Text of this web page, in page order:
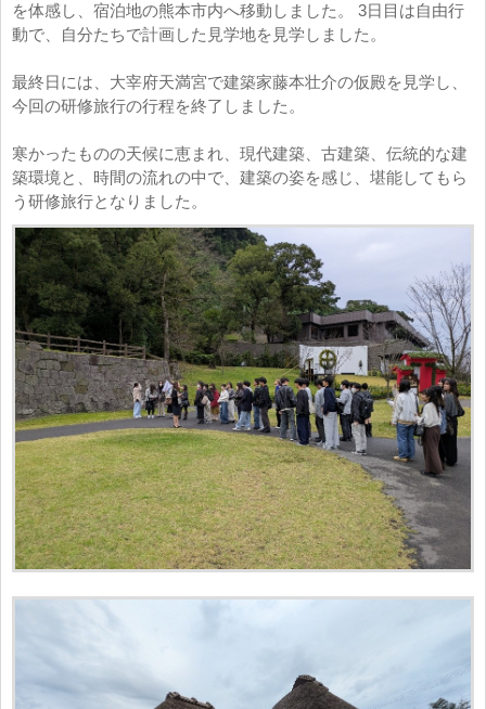
を体感し、宿泊地の熊本市内へ移動しました。 3日目は自由行
動で、自分たちで計画した見学地を見学しました。
最終日には、大宰府天満宮で建築家藤本壮介の仮殿を見学し、
今回の研修旅行の行程を終了しました。
寒かったものの天候に恵まれ、現代建築、古建築、伝統的な建
築環境と、時間の流れの中で、建築の姿を感じ、堪能してもら
う研修旅行となりました。